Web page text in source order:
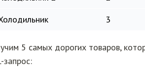
3
5 самых дорогих товаров,
запрос: